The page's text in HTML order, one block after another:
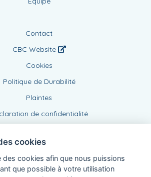
de confidentialité
BE0869653894
Assurances sa
- Belgique
- RPR Louvain
© 2026 tous droits réservés
cookies
des cookies afin que nous puissions
que possible à votre utilisation